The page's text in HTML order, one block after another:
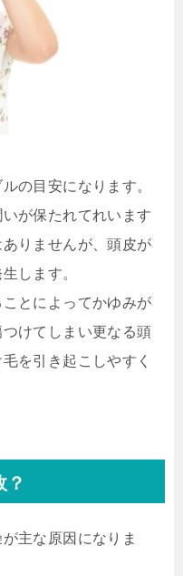
の目安になります。
が保たれてれいます
りませんが、頭皮が
します。
とによってかゆみが
けてしまい更なる頭
を引き起こしやすく
？
主な原因になりま